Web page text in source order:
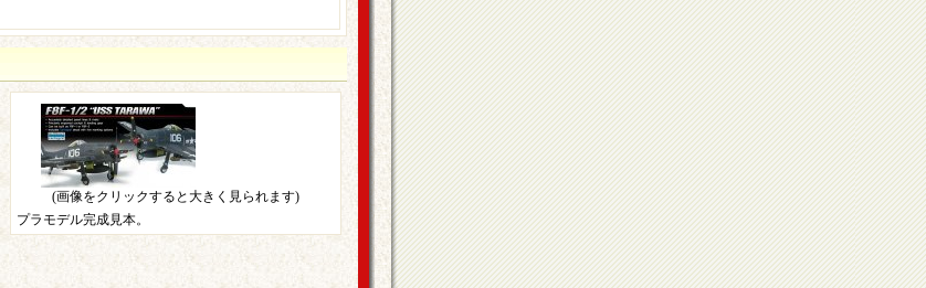
(画像をクリックすると大きく見られます)
プラモデル完成見本。